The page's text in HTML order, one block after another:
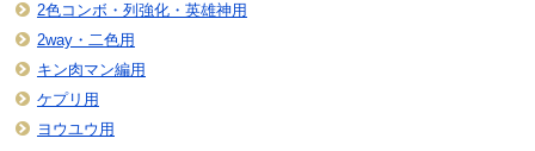
2色コンボ・列強化・英雄神用
2way・二色用
キン肉マン編用
ケプリ用
ヨウユウ用